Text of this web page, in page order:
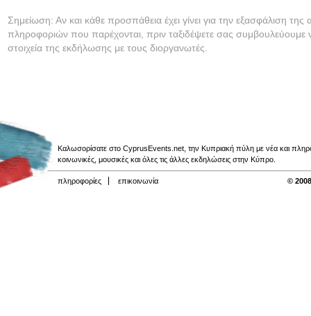
Σημείωση: Αν και κάθε προσπάθεια έχει γίνει για την εξασφάλιση της
πληροφοριών που παρέχονται, πριν ταξιδέψετε σας συμβουλεύουμε
στοιχεία της εκδήλωσης με τους διοργανωτές.
Καλωσορίσατε στο CyprusEvents.net, την Κυπριακή πύλη με νέα και
κοινωνικές, μουσικές και όλες τις άλλες εκδηλώσεις στην Κύπρο.
πληροφορίες επικοινωνία ©